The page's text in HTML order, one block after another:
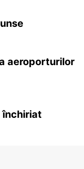
aeroporturilor
închiriat